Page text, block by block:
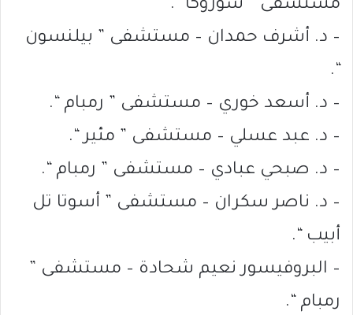
مستشفى ” سوروكا “.
– د. أشرف حمدان – مستشفى ” بيلنسون
“.
– د. أسعد خوري – مستشفى ” رمبام “.
– د. عبد عسلي – مستشفى ” مئير “.
– د. صبحي عبادي – مستشفى ” رمبام “.
– د. ناصر سكران – مستشفى ” أسوتا تل
أبيب “.
– البروفيسور نعيم شحادة – مستشفى ”
رمبام “.